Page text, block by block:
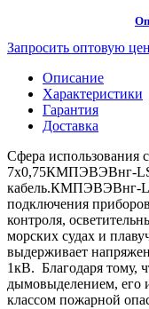
Запросить оптовую
Описание
Характеристики
Гарантия
Доставка
Сфера
7х0,75КМПЭВЭВнг-LS
кабель.КМПЭВЭВнг-
подключения
контроля,
морских судах и
выдерживает
1кВ. Благодаря тому,
дымовыделением, его
классом пожарной